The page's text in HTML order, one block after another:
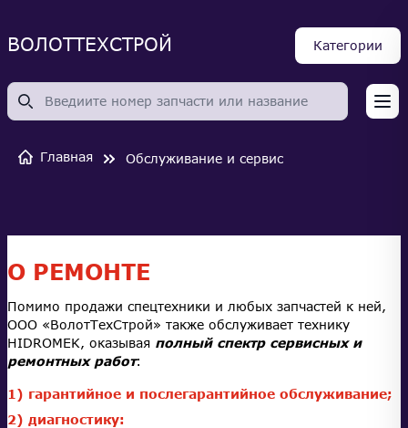
ВОЛОТТЕХСТРОЙ Категории
Главная Обслуживание и сервис
О РЕМОНТЕ
Помимо продажи спецтехники и любых запчастей к ней,
ООО «ВолотТехСтрой» также обслуживает технику
HIDROMEK, оказывая полный спектр сервисных и
ремонтных работ:
1) гарантийное и послегарантийное обслуживание;
2) диагностику: